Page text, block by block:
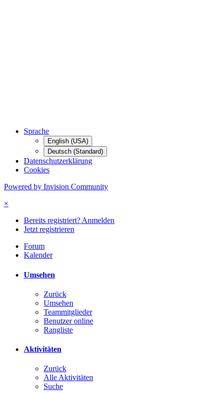
Sprache
English (USA)
Deutsch (Standard)
Datenschutzerklärung
Cookies
Powered by Invision Community
×
Bereits registriert? Anmelden
Jetzt registrieren
Forum
Kalender
Umsehen
Zurück
Umsehen
Teammitglieder
Benutzer online
Rangliste
Aktivitäten
Zurück
Alle Aktivitäten
Suche